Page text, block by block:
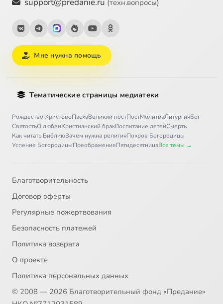
support@predanie.ru (техн.вопросы)
Мне нужна помощь
Тематические страницы медиатеки
Рождество ХристовоПасхаВеликий постПостМолитваЛитургияБог
СвятостьО любвиХристианский бракВоспитание детейСмерть
Как читать БиблиюЗачем нужна религияПокров Богородицы
Успение БогородицыПреображениеПятидесятницаВсе темы →
Благотворительность
Договор оферты
Регулярные пожертвования
Безопасность платежей
Политика возврата
О проекте
Политика персональных данных
© 2008 — 2026 Благотворительный фонд «Предание»